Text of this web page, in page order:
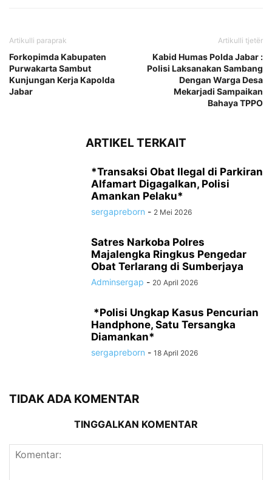
Artikulli paraprak
Forkopimda Kabupaten
Purwakarta Sambut
Kunjungan Kerja Kapolda
Jabar
Artikulli tjetër
Kabid Humas Polda Jabar :
Polisi Laksanakan Sambang
Dengan Warga Desa
Mekarjadi Sampaikan
Bahaya TPPO
ARTIKEL TERKAIT
*Transaksi Obat Ilegal di Parkiran
Alfamart Digagalkan, Polisi
Amankan Pelaku*
sergapreborn - 2 Mei 2026
Satres Narkoba Polres
Majalengka Ringkus Pengedar
Obat Terlarang di Sumberjaya
Adminsergap - 20 April 2026
‎ ‎*Polisi Ungkap Kasus Pencurian
Handphone, Satu Tersangka
Diamankan*
sergapreborn - 18 April 2026
TIDAK ADA KOMENTAR
TINGGALKAN KOMENTAR